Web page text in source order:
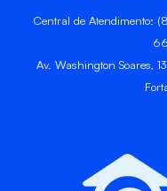
Central de
Av. Washington Soares,